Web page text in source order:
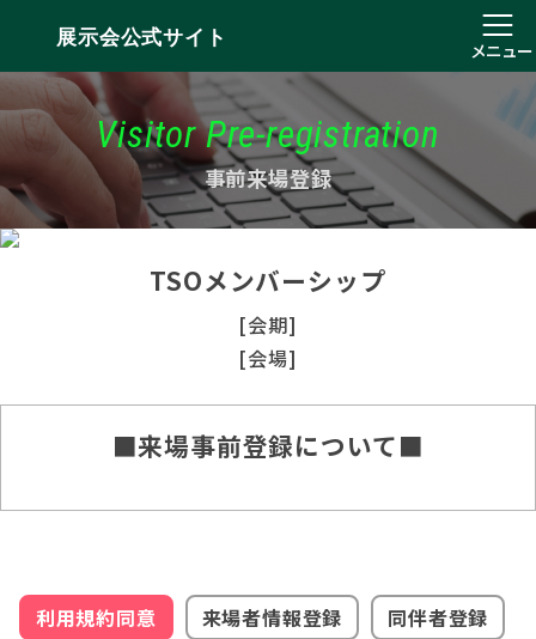
展示会公式サイト
メニュー
Visitor Pre-registration
事前来場登録
TSOメンバーシップ
[会期]
[会場]
■来場事前登録について■
利用規約同意 来場者情報登録
同伴者登録